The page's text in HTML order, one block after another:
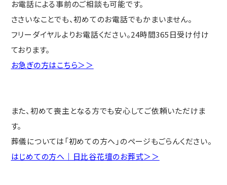
お電話による事前のご相談も可能です。
ささいなことでも、初めてのお電話でもかまいません。
フリーダイヤルよりお電話ください。24時間365日受け付け
ております。
お急ぎの方はこちら＞＞
また、初めて喪主となる方でも安心してご依頼いただけま
す。
葬儀については「初めての方へ」のページもごらんください。
はじめての方へ｜日比谷花壇のお葬式＞＞